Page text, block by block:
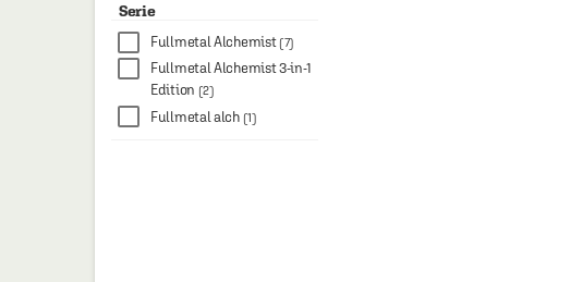
Serie
Fullmetal Alchemist (7)
Fullmetal Alchemist 3-in-1
Edition (2)
Fullmetal alch (1)